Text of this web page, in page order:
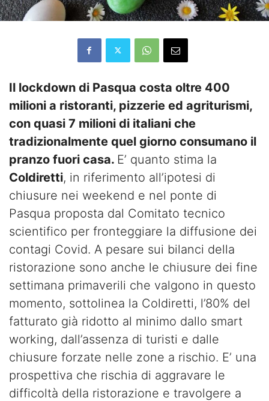
Il lockdown di Pasqua costa oltre 400
milioni a ristoranti, pizzerie ed agriturismi,
con quasi 7 milioni di italiani che
tradizionalmente quel giorno consumano il
pranzo fuori casa. E’ quanto stima la
Coldiretti, in riferimento all’ipotesi di
chiusure nei weekend e nel ponte di
Pasqua proposta dal Comitato tecnico
scientifico per fronteggiare la diffusione dei
contagi Covid. A pesare sui bilanci della
ristorazione sono anche le chiusure dei fine
settimana primaverili che valgono in questo
momento, sottolinea la Coldiretti, l’80% del
fatturato già ridotto al minimo dallo smart
working, dall’assenza di turisti e dalle
chiusure forzate nelle zone a rischio. E’ una
prospettiva che rischia di aggravare le
difficoltà della ristorazione e travolgere a